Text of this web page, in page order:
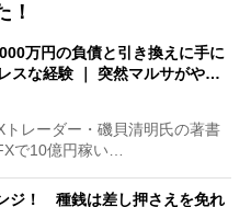
！
万円の負債と引き換えに手に
スな経験 ｜ 突然マルサがや…
レーダー・磯貝清明氏の著書
で10億円稼い…
ジ！ 種銭は差し押さえを免れ